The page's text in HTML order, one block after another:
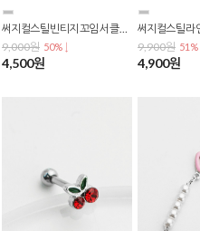
써지컬스틸 빈티지 꼬임 서클 원형 앤틱 실버 볼 포인트 피어싱 p-0782
9,000원 50% ↓
4,500원
9,900원 51% ↓
4,900원